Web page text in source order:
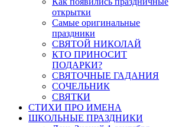
открытки
Самые оригинальные
праздники
СВЯТОЙ НИКОЛАЙ
КТО ПРИНОСИТ
ПОДАРКИ?
СВЯТОЧНЫЕ ГАДАНИЯ
СОЧЕЛЬНИК
СВЯТКИ
СТИХИ ПРО ИМЕНА
ШКОЛЬНЫЕ ПРАЗДНИКИ